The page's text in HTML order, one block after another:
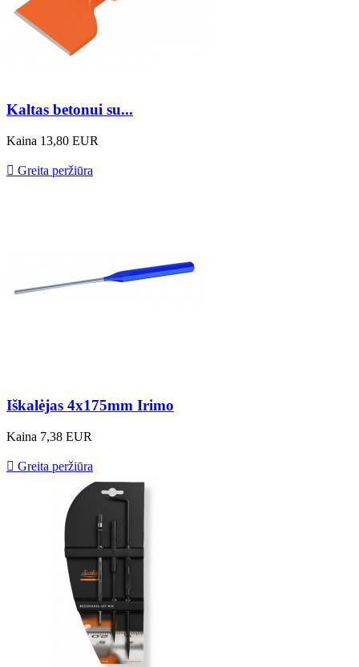
Kaltas betonui su...
Kaina 13,80 EUR
 Greita peržiūra
Iškalėjas 4x175mm Irimo
Kaina 7,38 EUR
 Greita peržiūra